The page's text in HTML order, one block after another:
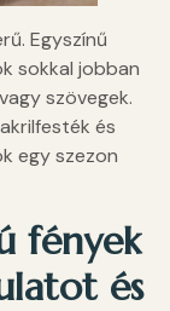
Egyszínű
sokkal jobban
szövegek.
és
egy szezon
fények
és